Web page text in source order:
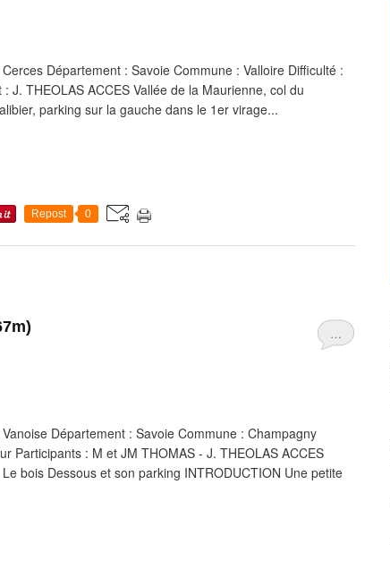
Département : Savoie Commune : Valloire Difficulté :
J. THEOLAS ACCES Vallée de la Maurienne, col du
parking sur la gauche dans le 1er virage...
Repost 0
…
Département : Savoie Commune : Champagny
Participants : M et JM THOMAS - J. THEOLAS ACCES
bois Dessous et son parking INTRODUCTION Une petite